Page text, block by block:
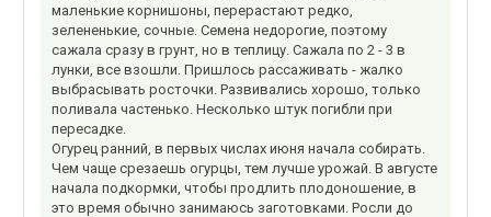
маленькие корнишоны, перерастают редко,
зелененькие, сочные. Семена недорогие, поэтому
сажала сразу в грунт, но в теплицу. Сажала по 2 - 3 в
лунки, все взошли. Пришлось рассаживать - жалко
выбрасывать росточки. Развивались хорошо, только
поливала частенько. Несколько штук погибли при
пересадке.
Огурец ранний, в первых числах июня начала собирать.
Чем чаще срезаешь огурцы, тем лучше урожай. В августе
начала подкормки, чтобы продлить плодоношение, в
это время обычно занимаюсь заготовками. Росли до